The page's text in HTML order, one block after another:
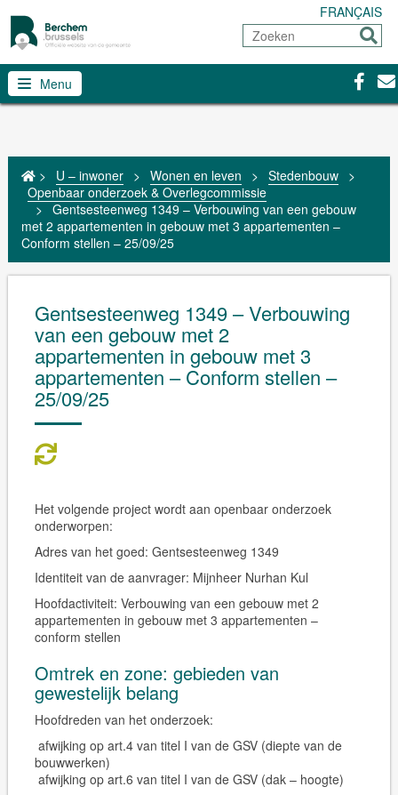
FRANÇAIS
Zoeken
Sturen
Menu
> U – inwoner > Wonen en leven > Stedenbouw
>
Openbaar onderzoek & Overlegcommissie
> Gentsesteenweg 1349 – Verbouwing van een gebouw
met 2 appartementen in gebouw met 3 appartementen –
Conform stellen – 25/09/25
Gentsesteenweg 1349 – Verbouwing
van een gebouw met 2
appartementen in gebouw met 3
appartementen – Conform stellen –
25/09/25
Het volgende project wordt aan openbaar onderzoek
onderworpen:
Adres van het goed: Gentsesteenweg 1349
Identiteit van de aanvrager: Mijnheer Nurhan Kul
Hoofdactiviteit: Verbouwing van een gebouw met 2
appartementen in gebouw met 3 appartementen –
conform stellen
Omtrek en zone: gebieden van
gewestelijk belang
Hoofdreden van het onderzoek:
afwijking op art.4 van titel I van de GSV (diepte van de
bouwwerken)
afwijking op art.6 van titel I van de GSV (dak – hoogte)